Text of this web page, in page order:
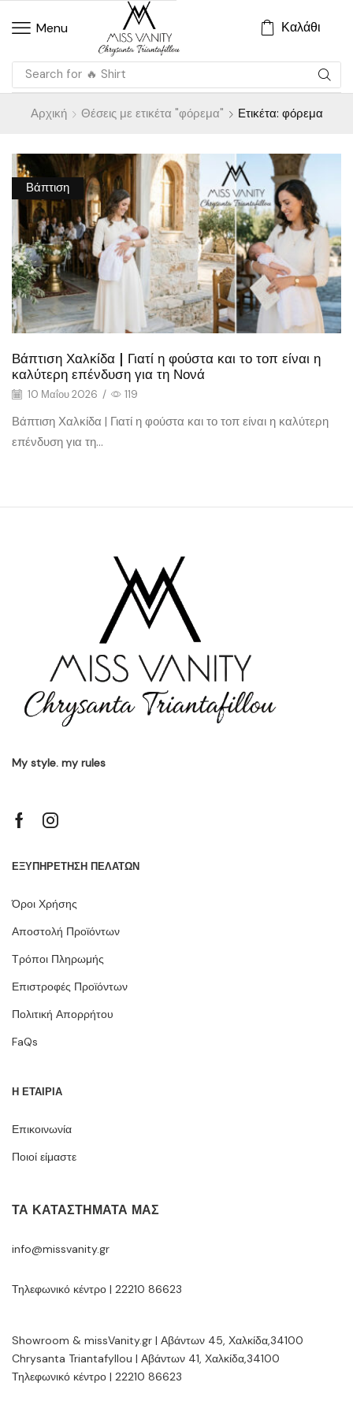
Menu Καλάθι
Search for 🔥 Shirt
Αρχική Θέσεις με ετικέτα "φόρεμα" Ετικέτα: φόρεμα
Βάπτιση
Βάπτιση Χαλκίδα | Γιατί η φούστα και το τοπ είναι η
καλύτερη επένδυση για τη Νονά
10 Μαΐου 2026 / 119
Βάπτιση Χαλκίδα | Γιατί η φούστα και το τοπ είναι η καλύτερη
επένδυση για τη...
My style. my rules
ΕΞΥΠΗΡΕΤΗΣΗ ΠΕΛΑΤΩΝ
Όροι Χρήσης
Αποστολή Προϊόντων
Τρόποι Πληρωμής
Επιστροφές Προϊόντων
Πολιτική Απορρήτου
FaQs
Η ΕΤΑΙΡΙΑ
Επικοινωνία
Ποιοί είμαστε
ΤΑ ΚΑΤΑΣΤΉΜΑΤΆ ΜΑΣ
info@missvanity.gr
Τηλεφωνικό κέντρο | 22210 86623
Showroom & missVanity.gr | Αβάντων 45, Χαλκίδα,34100
Chrysanta Triantafyllou | Αβάντων 41, Χαλκίδα,34100
Τηλεφωνικό κέντρο | 22210 86623